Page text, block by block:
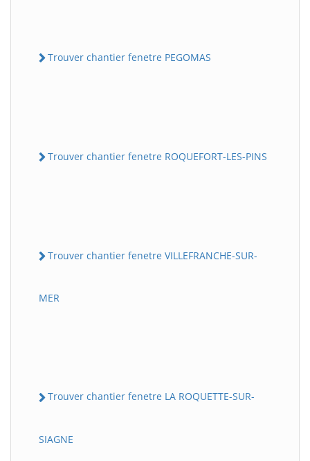
Trouver chantier fenetre PEGOMAS
Trouver chantier fenetre ROQUEFORT-LES-PINS
Trouver chantier fenetre VILLEFRANCHE-SUR-
MER
Trouver chantier fenetre LA ROQUETTE-SUR-
SIAGNE